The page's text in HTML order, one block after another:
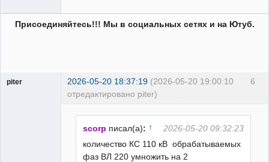
Присоединяйтесь!!! Мы в социальных сетях и на Ютуб.
6
piter 2026-05-20 18:37:19 (2026-05-20 19:00:10
отредактировано piter)
scorp писал(а): ↑
2026-05-20 09:32:23
количество КС 110 кВ обрабатываемых
фаз ВЛ 220 умножить на 2